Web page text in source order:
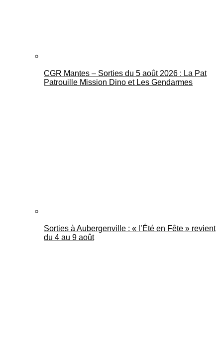
Mantes Actu
CGR Mantes – Sorties du 5 août 2026 : La Pat
Patrouille Mission Dino et Les Gendarmes
Sorties à Aubergenville : « l’Été en Fête » revient
du 4 au 9 août